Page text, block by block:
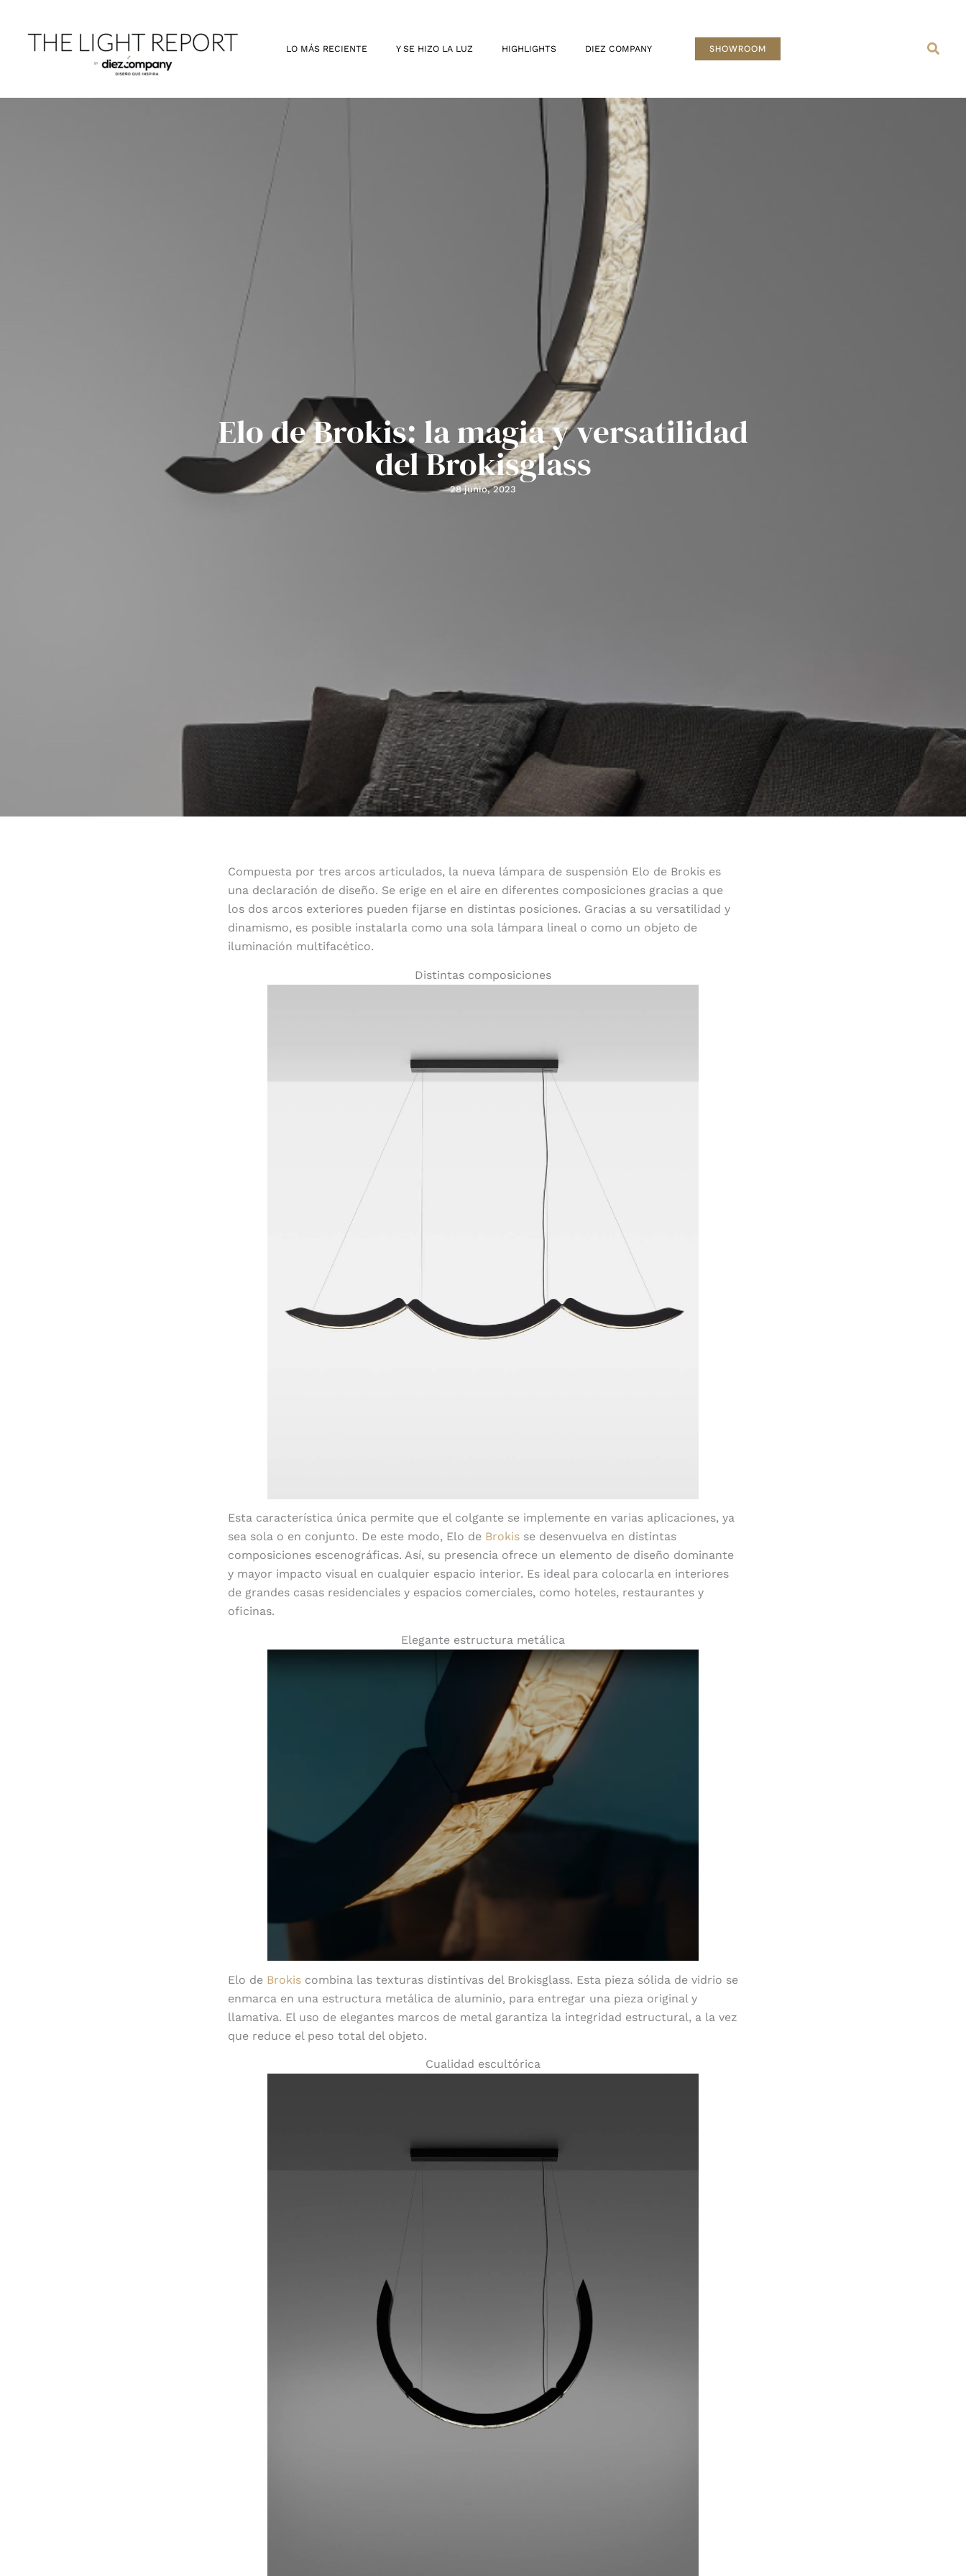
contenido
LO MÁS RECIENTE Y SE HIZO LA LUZ HIGHLIGHTS DIEZ COMPANY SHOWROOM
Elo de Brokis: la magia y versatilidad
del Brokisglass
28 junio, 2023
Compuesta por tres arcos articulados, la nueva lámpara de suspensión Elo de Brokis es
una declaración de diseño. Se erige en el aire en diferentes composiciones gracias a que
los dos arcos exteriores pueden fijarse en distintas posiciones. Gracias a su versatilidad y
dinamismo, es posible instalarla como una sola lámpara lineal o como un objeto de
iluminación multifacético.
Distintas composiciones
Esta característica única permite que el colgante se implemente en varias aplicaciones, ya
sea sola o en conjunto. De este modo, Elo de Brokis se desenvuelva en distintas
composiciones escenográficas. Así, su presencia ofrece un elemento de diseño dominante
y mayor impacto visual en cualquier espacio interior. Es ideal para colocarla en interiores
de grandes casas residenciales y espacios comerciales, como hoteles, restaurantes y
oficinas.
Elegante estructura metálica
Elo de Brokis combina las texturas distintivas del Brokisglass. Esta pieza sólida de vidrio se
enmarca en una estructura metálica de aluminio, para entregar una pieza original y
llamativa. El uso de elegantes marcos de metal garantiza la integridad estructural, a la vez
que reduce el peso total del objeto.
Cualidad escultórica